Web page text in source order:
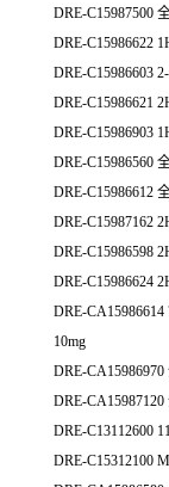
DRE-C15987500
DRE-C15986622
DRE-C15986603
DRE-C15986621
DRE-C15986903
DRE-C15986560
DRE-C15986612
DRE-C15987162
DRE-C15986598
DRE-C15986624
DRE-
10mg
DRE-
DRE-
DRE-C13112600
DRE-C15312100